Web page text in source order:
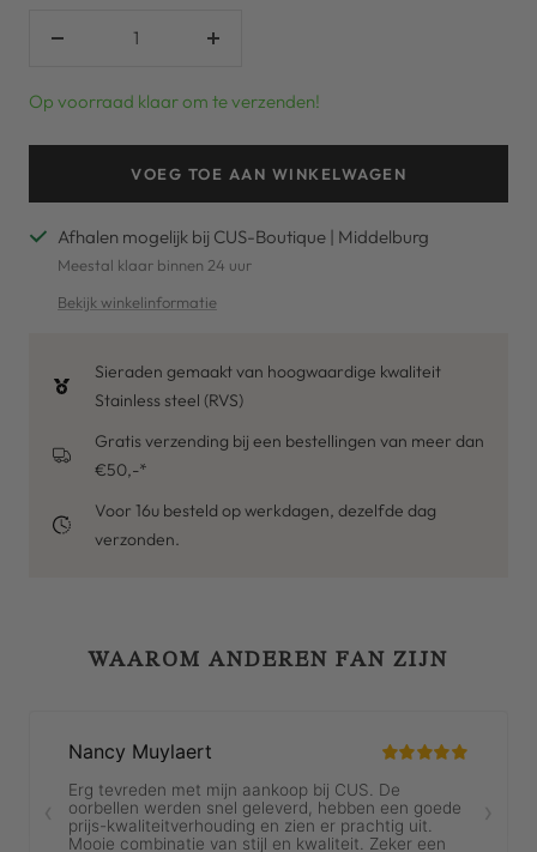
Verhoog
Op voorraad klaar om te verzenden!
VOEG TOE AAN WINKELWAGEN
Afhalen mogelijk bij CUS-Boutique | Middelburg
Meestal klaar binnen 24 uur
Bekijk winkelinformatie
Sieraden gemaakt van hoogwaardige kwaliteit
Stainless steel (RVS)
Gratis verzending bij een bestellingen van meer dan
€50,-*
Voor 16u besteld op werkdagen, dezelfde dag
verzonden.
WAAROM ANDEREN FAN ZIJN